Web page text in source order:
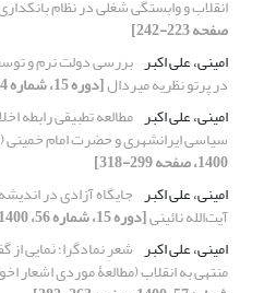
انقلاب و وابستگی شغلی در نظام
صفحه 223-242]
امینی، علی اکبر بررسی دولت نرم و
در پرتو نظریه میردال[دوره 15، شماره 54، 1400، صفحه 285-302]
امینی، علی اکبر مطالعه تطبیقی رابطه
سیاسی ایرانشهری و حضرت امام خمینی
1400، صفحه 299-318]
امینی، علی اکبر جایگاه آزادی در
آیت‌الله نائینی[دوره 15، شماره 56، 1400، صفحه 339-356]
امینی، علی اکبر شعرِ نمادگرا؛ نَمایی
منتهی به انقلاب (مطالعۀ موردی اشعار